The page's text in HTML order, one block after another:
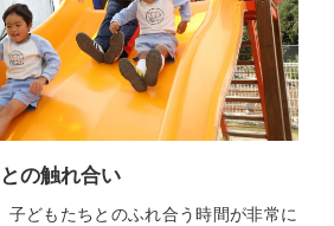
の触れ合い
子どもたちとのふれ合う時間が非常に